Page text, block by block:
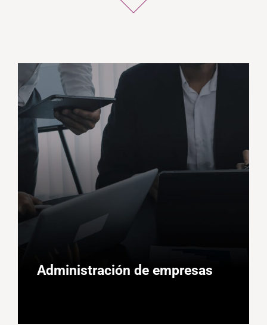
Solicita información
Administración de empresas